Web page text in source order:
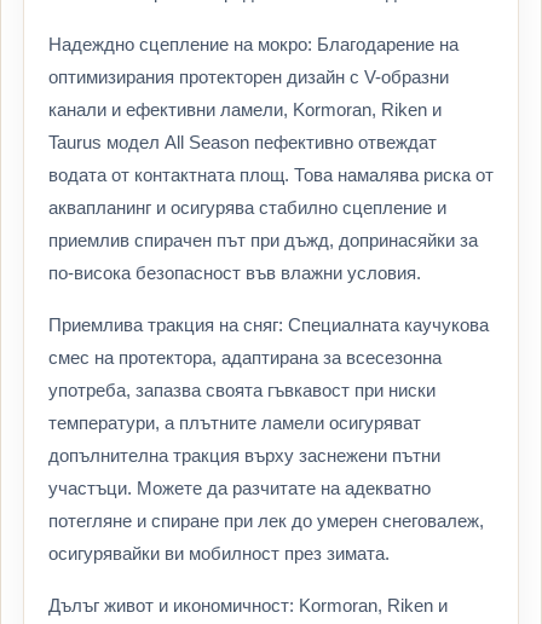
Надеждно сцепление на мокро: Благодарение на
оптимизирания протекторен дизайн с V-образни
канали и ефективни ламели, Kormoran, Riken и
Taurus модел All Season пефективно отвеждат
водата от контактната площ. Това намалява риска от
аквапланинг и осигурява стабилно сцепление и
приемлив спирачен път при дъжд, допринасяйки за
по-висока безопасност във влажни условия.
Приемлива тракция на сняг: Специалната каучукова
смес на протектора, адаптирана за всесезонна
употреба, запазва своята гъвкавост при ниски
температури, а плътните ламели осигуряват
допълнителна тракция върху заснежени пътни
участъци. Можете да разчитате на адекватно
потегляне и спиране при лек до умерен снеговалеж,
осигурявайки ви мобилност през зимата.
Дълъг живот и икономичност: Kormoran, Riken и